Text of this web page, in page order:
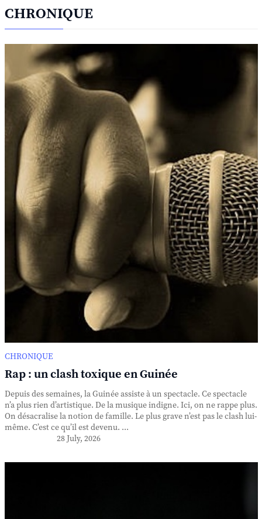
CHRONIQUE
CHRONIQUE
Rap : un clash toxique en Guinée
Depuis des semaines, la Guinée assiste à un spectacle. Ce spectacle
n’a plus rien d’artistique. De la musique indigne. Ici, on ne rappe plus.
On désacralise la notion de famille. Le plus grave n’est pas le clash lui-
même. C’est ce qu’il est devenu. ...
28 July, 2026